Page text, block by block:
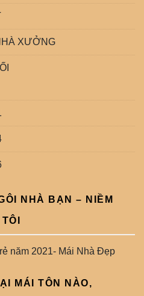
XƯỞNG
NHÀ BẠN – NIỀM
MÁI TÔN NÀO,